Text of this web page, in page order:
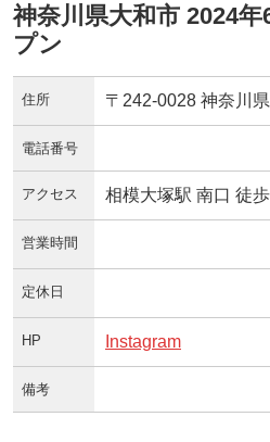
神奈川県大和市 2024
プン
住所 〒242-0028 神奈川
電話番号
アクセス 相模大塚駅 南口 徒
営業時間
定休日
HP Instagram
備考